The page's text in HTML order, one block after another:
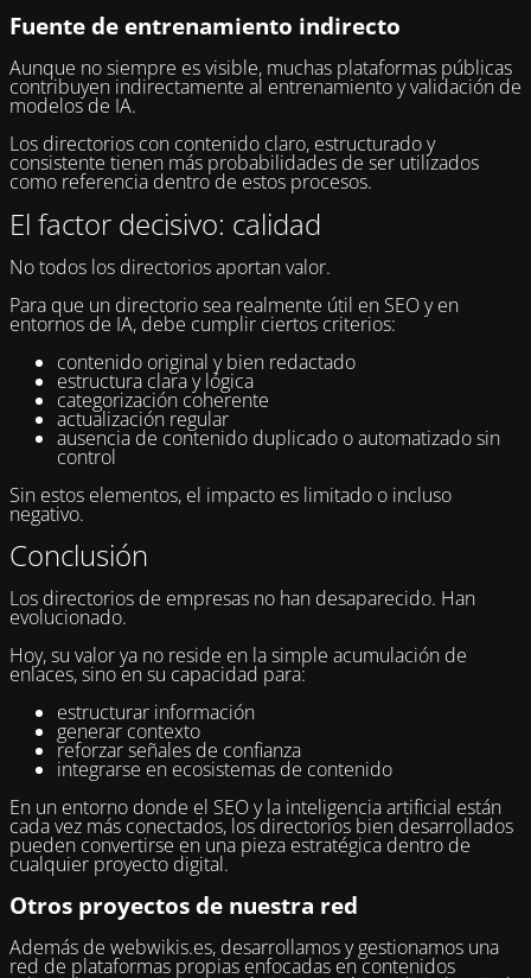
Fuente de entrenamiento indirecto
Aunque no siempre es visible, muchas plataformas públicas
contribuyen indirectamente al entrenamiento y validación de
modelos de IA.
Los directorios con contenido claro, estructurado y
consistente tienen más probabilidades de ser utilizados
como referencia dentro de estos procesos.
El factor decisivo: calidad
No todos los directorios aportan valor.
Para que un directorio sea realmente útil en SEO y en
entornos de IA, debe cumplir ciertos criterios:
contenido original y bien redactado
estructura clara y lógica
categorización coherente
actualización regular
ausencia de contenido duplicado o automatizado sin
control
Sin estos elementos, el impacto es limitado o incluso
negativo.
Conclusión
Los directorios de empresas no han desaparecido. Han
evolucionado.
Hoy, su valor ya no reside en la simple acumulación de
enlaces, sino en su capacidad para:
estructurar información
generar contexto
reforzar señales de confianza
integrarse en ecosistemas de contenido
En un entorno donde el SEO y la inteligencia artificial están
cada vez más conectados, los directorios bien desarrollados
pueden convertirse en una pieza estratégica dentro de
cualquier proyecto digital.
Otros proyectos de nuestra red
Además de webwikis.es, desarrollamos y gestionamos una
red de plataformas propias enfocadas en contenidos